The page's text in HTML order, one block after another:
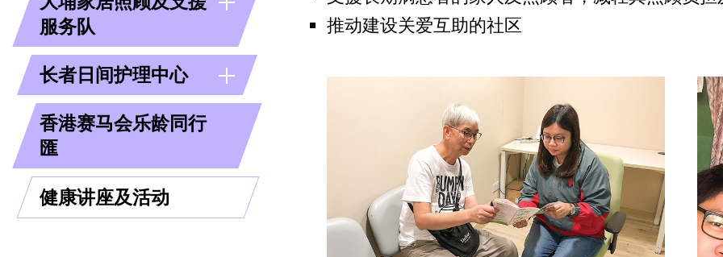
服务队
长者日间护理中心
香港赛马会乐龄同行
匯
健康讲座及活动
推动建设关爱互助的社区